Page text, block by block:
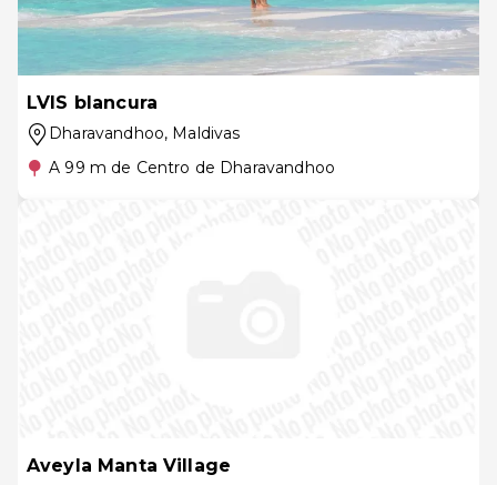
LVIS blancura
Dharavandhoo, Maldivas
A 99 m de Centro de Dharavandhoo
Aveyla Manta Village